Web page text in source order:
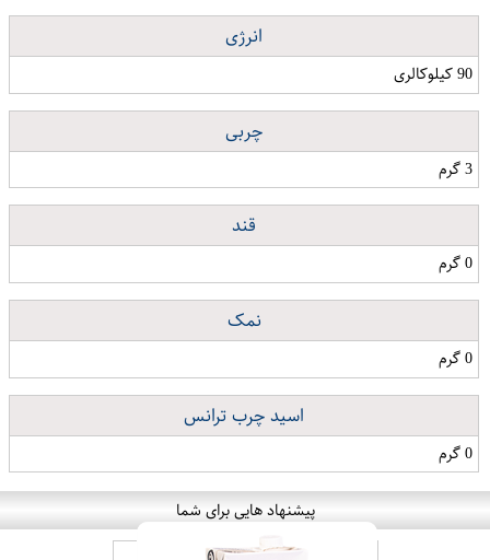
انرژی
90 کیلوکالری
چربی
3 گرم
قند
0 گرم
نمک
0 گرم
اسید چرب ترانس
0 گرم
پیشنهاد هایی برای شما